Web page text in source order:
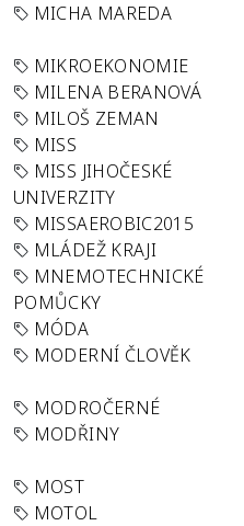
MICHA MAREDA
MIKROEKONOMIE
MILENA BERANOVÁ
MILOŠ ZEMAN
MISS
MISS JIHOČESKÉ
UNIVERZITY
MISSAEROBIC2015
MLÁDEŽ KRAJI
MNEMOTECHNICKÉ
POMŮCKY
MÓDA
MODERNÍ ČLOVĚK
MODROČERNÉ
MODŘINY
MOST
MOTOL